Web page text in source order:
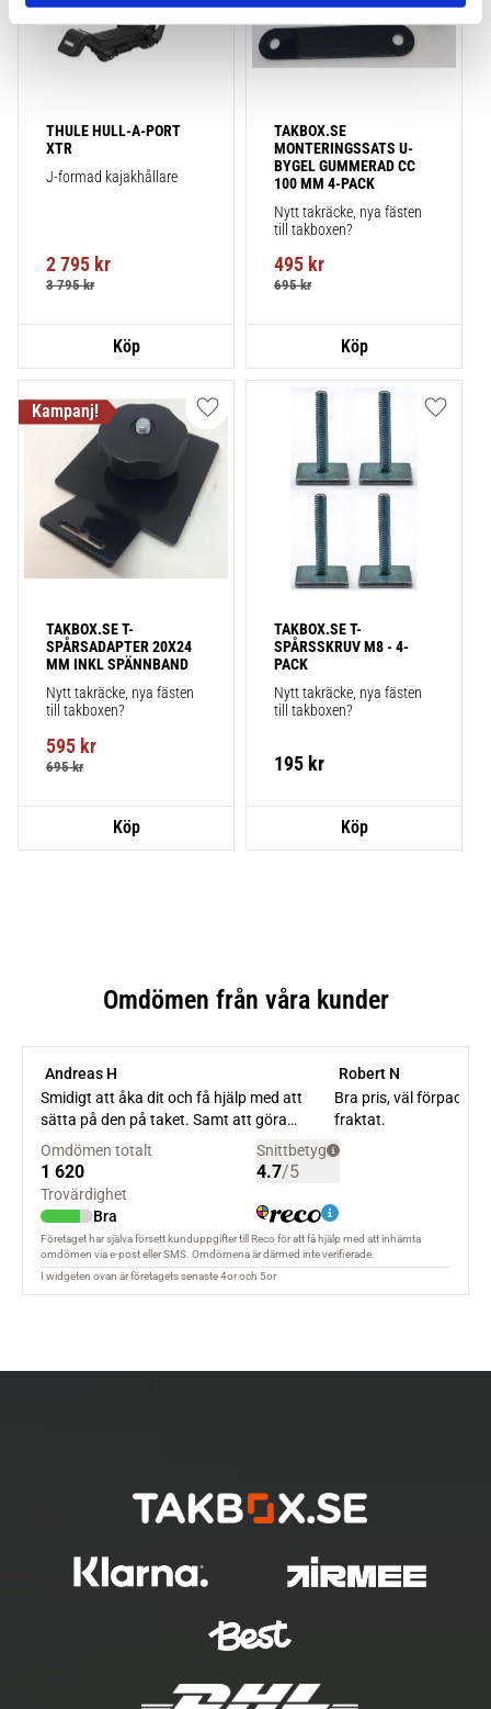
THULE HULL-A-PORT
XTR
J-formad kajakhållare
2 795 kr
3 795kr
TAKBOX.SE
MONTERINGSSATS U-
BYGEL GUMMERAD CC
100 MM 4-PACK
Nytt takräcke, nya fästen
till takboxen?
495 kr
695kr
TAKBOX.SE T-
SPÅRSADAPTER 20X24
MM INKL SPÄNNBAND
Nytt takräcke, nya fästen
till takboxen?
595 kr
695kr
Lägg till i favoriter
TAKBOX.SE T-
SPÅRSSKRUV M8 - 4-
PACK
Nytt takräcke, nya fästen
till takboxen?
195 kr
Lägg